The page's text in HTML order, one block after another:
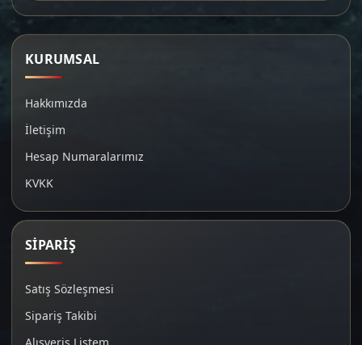
KURUMSAL
Hakkımızda
İletişim
Hesap Numaralarımız
KVKK
SİPARİŞ
Satış Sözleşmesi
Sipariş Takibi